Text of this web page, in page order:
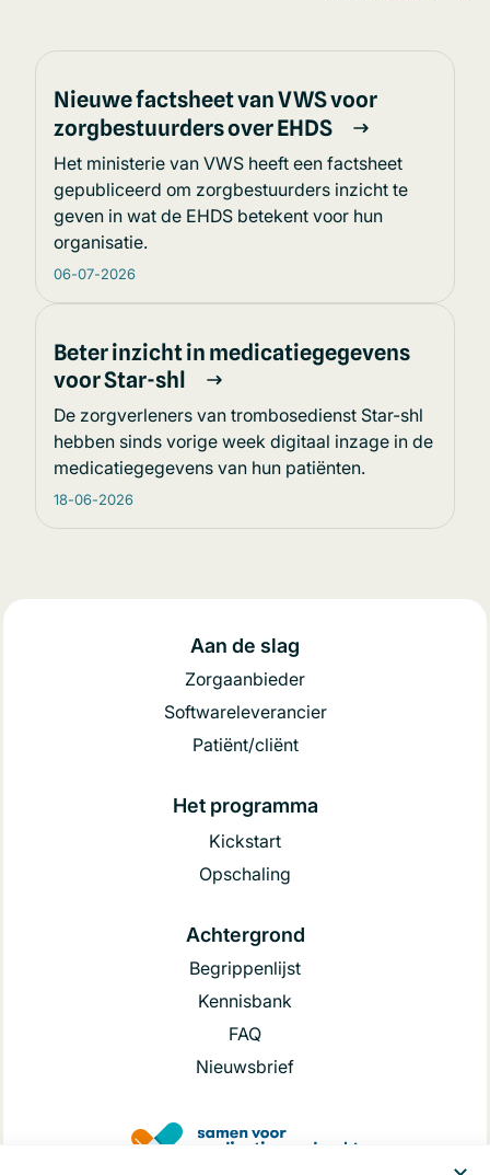
Nieuwe factsheet van VWS voor
zorgbestuurders over EHDS
Het ministerie van VWS heeft een factsheet
gepubliceerd om zorgbestuurders inzicht te
geven in wat de EHDS betekent voor hun
organisatie.
06-07-2026
Beter inzicht in medicatiegegevens
voor Star-shl
De zorgverleners van trombosedienst Star-shl
hebben sinds vorige week digitaal inzage in de
medicatiegegevens van hun patiënten.
18-06-2026
Aan de slag
Zorgaanbieder
Softwareleverancier
Patiënt/cliënt
Het programma
Kickstart
Opschaling
Achtergrond
Begrippenlijst
Kennisbank
FAQ
Nieuwsbrief